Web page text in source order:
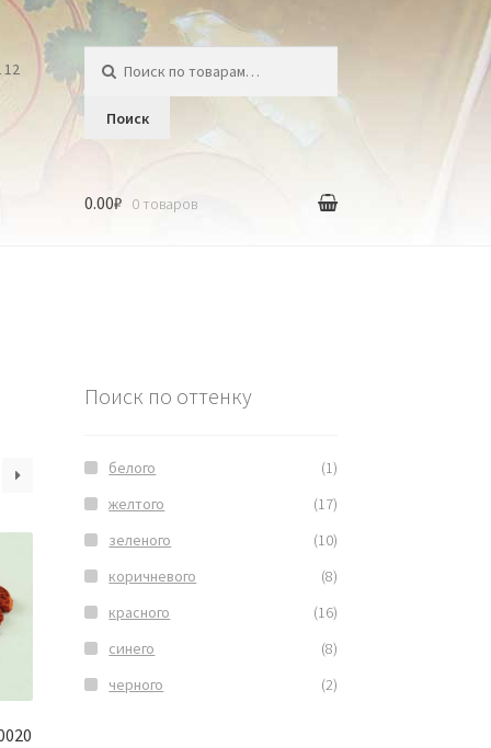
12
Поиск
0.00₽ 0 товаров
Поиск по оттенку
белого
(1)
желтого
(17)
зеленого
(10)
коричневого
(8)
красного
(16)
синего
(8)
черного
(2)